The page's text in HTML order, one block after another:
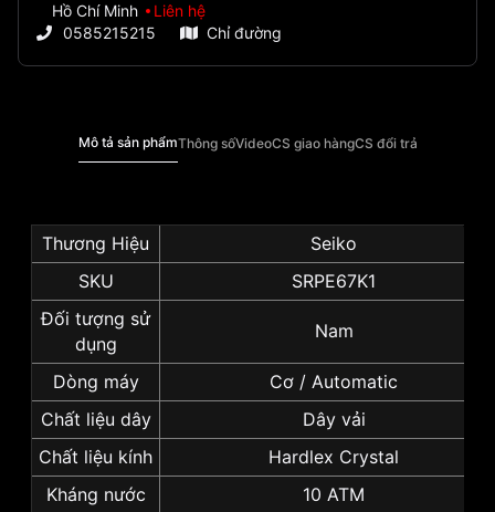
Hồ Chí Minh
Liên hệ
0585215215
Chỉ đường
Mô tả sản phẩmThông sốVideoCS giao hàngCS đổi trả
Thương Hiệu
Seiko
SKU
SRPE67K1
Đối tượng sử
dụng
Nam
Dòng máy
Cơ / Automatic
Chất liệu dây
Dây vải
Chất liệu kính
Hardlex Crystal
Kháng nước
10 ATM